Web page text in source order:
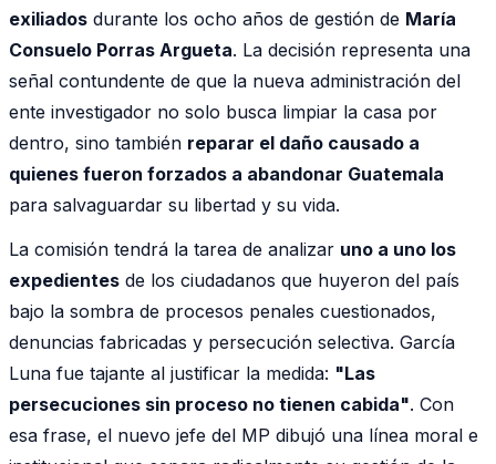
exiliados durante los ocho años de gestión de María
Consuelo Porras Argueta. La decisión representa una
señal contundente de que la nueva administración del
ente investigador no solo busca limpiar la casa por
dentro, sino también reparar el daño causado a
quienes fueron forzados a abandonar Guatemala
para salvaguardar su libertad y su vida.
La comisión tendrá la tarea de analizar uno a uno los
expedientes de los ciudadanos que huyeron del país
bajo la sombra de procesos penales cuestionados,
denuncias fabricadas y persecución selectiva. García
Luna fue tajante al justificar la medida: "Las
persecuciones sin proceso no tienen cabida". Con
esa frase, el nuevo jefe del MP dibujó una línea moral e